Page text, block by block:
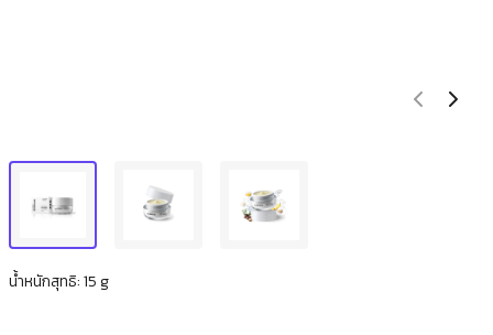
น้ำหนักสุทธิ: 15 g